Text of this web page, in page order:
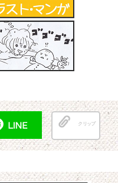
クリップ